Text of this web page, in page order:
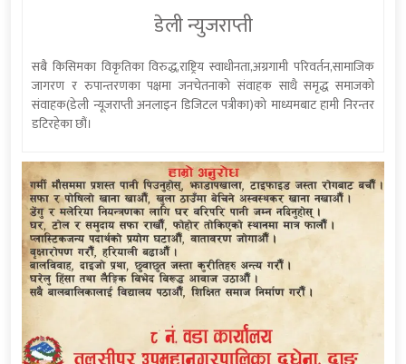
डेली न्युजराप्ती
सबै किसिमका विकृतिका विरुद्ध,राष्ट्रिय स्वाधीनता,अग्रगामी परिवर्तन,सामाजिक
जागरण र रुपान्तरणका पक्षमा जनचेतनाको संवाहक साथै समृद्ध समाजको
संवाहक(डेली न्यूजराप्ती अनलाइन डिजिटल पत्रीका)को माध्यमबाट हामी निरन्तर
डटिरहेका छौं।